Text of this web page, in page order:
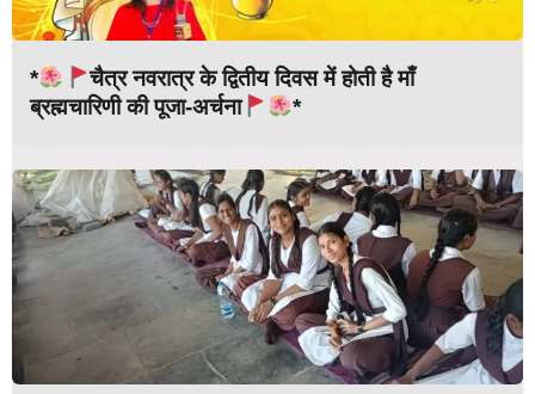
*
चैत्र नवरात्र के द्वितीय दिवस में होती है माँ
ब्रह्मचारिणी की पूजा-अर्चना
*